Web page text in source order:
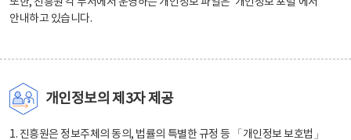
안내하고 있습니다.
개인정보의 제3자 제공
1. 진흥원은 정보주체의 동의, 법률의 특별한 규정 등 「개인정보 보호법」